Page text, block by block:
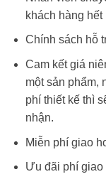
khách hàng hết
Chính sách hỗ
Cam kết giá
một sản phẩm,
phí thiết kế thì
nhận.
Miễn phí giao
Ưu đãi phí giao